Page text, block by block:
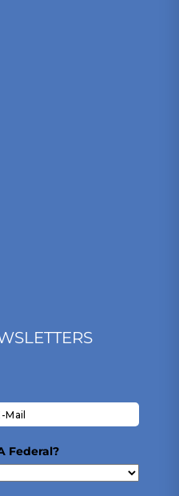
Federal?